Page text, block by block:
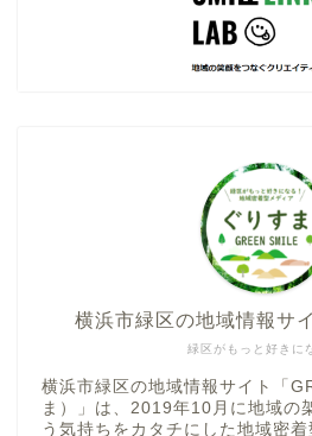
緑区がもっと好きに
横浜市緑区の地域情報サ
横浜市緑区の地域情報サイト「
ま）」は、2019年10月に地域の
う気持ちをカタチにした地域密